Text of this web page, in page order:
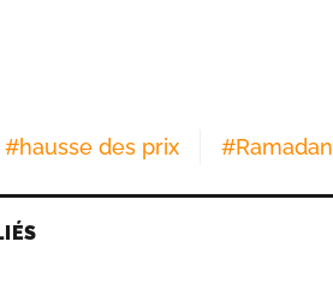
#hausse des prix #Ramadan